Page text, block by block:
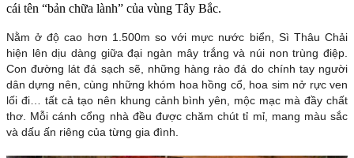
cái tên “bản chữa lành” của vùng Tây Bắc.
Nằm ở độ cao hơn 1.500m so với mực nước biển, Sì Thâu Chải
hiện lên dịu dàng giữa đại ngàn mây trắng và núi non trùng điệp.
Con đường lát đá sạch sẽ, những hàng rào đá do chính tay người
dân dựng nên, cùng những khóm hoa hồng cổ, hoa sim nở rực ven
lối đi… tất cả tạo nên khung cảnh bình yên, mộc mạc mà đầy chất
thơ. Mỗi cánh cổng nhà đều được chăm chút tỉ mỉ, mang màu sắc
và dấu ấn riêng của từng gia đình.